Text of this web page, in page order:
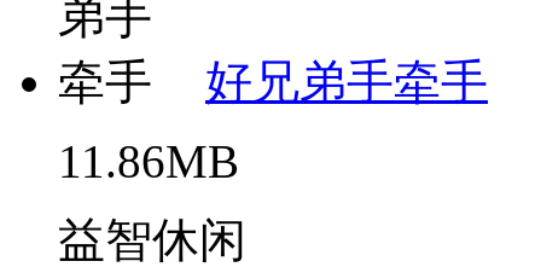
好兄弟手牵手
11.86MB
益智休闲